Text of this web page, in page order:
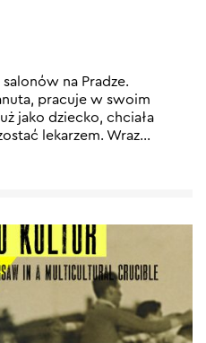
na Pradze.
pracuje w swoim
jako dziecko, chciała
lekarzem. Wraz…